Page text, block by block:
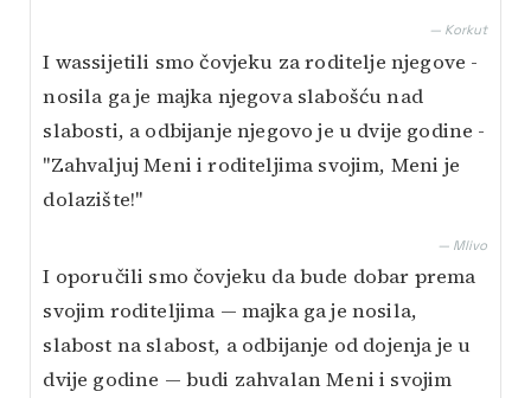
— Korkut
I wassijetili smo čovjeku za roditelje njegove -
nosila ga je majka njegova slabošću nad
slabosti, a odbijanje njegovo je u dvije godine -
"Zahvaljuj Meni i roditeljima svojim, Meni je
dolazište!"
— Mlivo
I oporučili smo čovjeku da bude dobar prema
svojim roditeljima — majka ga je nosila,
slabost na slabost, a odbijanje od dojenja je u
dvije godine — budi zahvalan Meni i svojim